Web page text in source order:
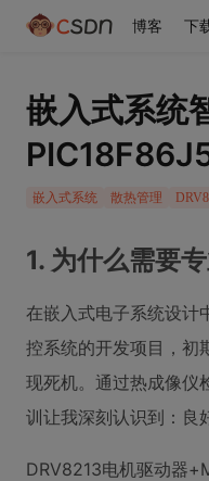
博客 下
嵌入式系统
嵌入式系统 散热管理
1. 为什么需要
在嵌入式电子系统设计
控系统的开发项目，初
现死机。通过热成像仪
训让我深刻认识到：良
DRV8213电机驱动器